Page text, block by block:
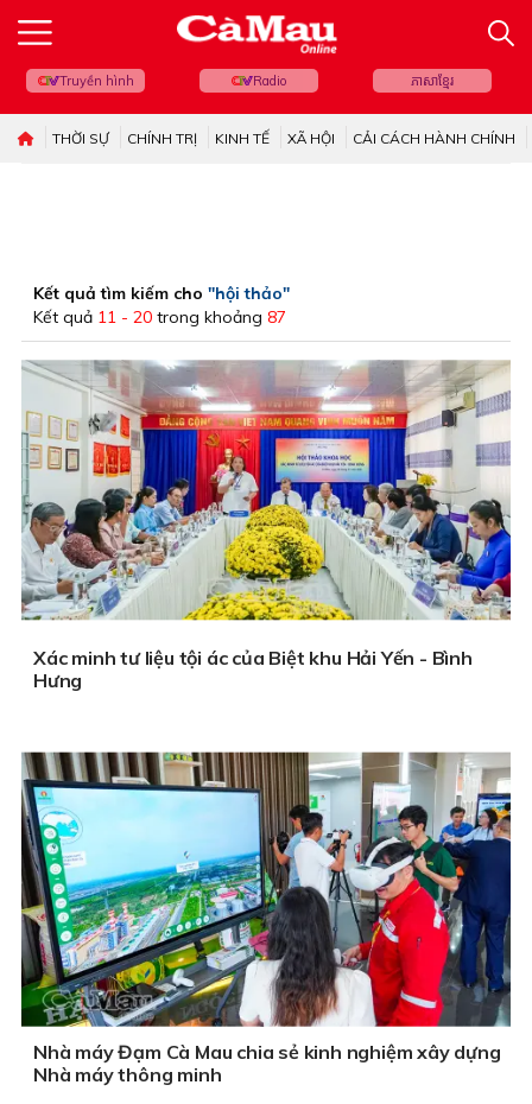
Truyền hình Radio ភាសាខ្មែរ
THỜI SỰ CHÍNH TRỊ KINH TẾ XÃ HỘI CẢI CÁCH HÀNH CHÍNH
Kết quả tìm kiếm cho "hội thảo"
Kết quả 11 - 20 trong khoảng 87
Xác minh tư liệu tội ác của Biệt khu Hải Yến - Bình
Hưng
Nhà máy Đạm Cà Mau chia sẻ kinh nghiệm xây dựng
Nhà máy thông minh